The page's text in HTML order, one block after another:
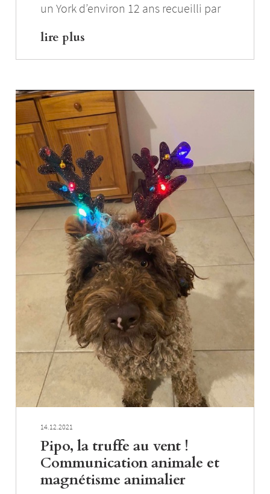
un York d’environ 12 ans recueilli par
lire plus
14.12.2021
Pipo, la truffe au vent !
Communication animale et
magnétisme animalier